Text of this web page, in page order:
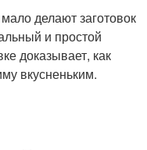
делают заготовок
и простой
доказывает, как
вкусненьким.